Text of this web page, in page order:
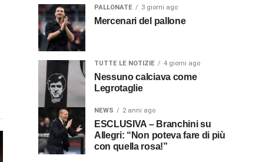
PALLONATE 3 giorni ago
Mercenari del pallone
TUTTE LE NOTIZIE 4 giorni ago
Nessuno calciava come
Legrotaglie
NEWS 2 anni ago
ESCLUSIVA – Branchini su
Allegri: “Non poteva fare di più
con quella rosa!”